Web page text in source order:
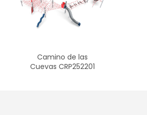
Camino de las
Cuevas CRP252201